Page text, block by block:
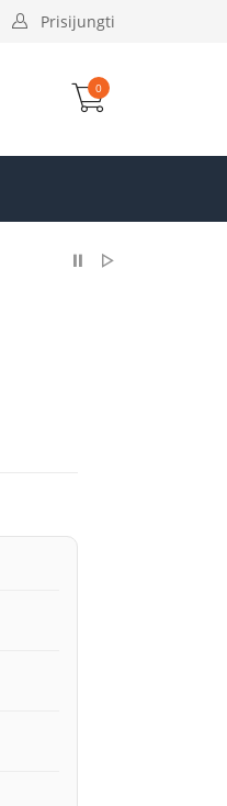
Prisijungti
0